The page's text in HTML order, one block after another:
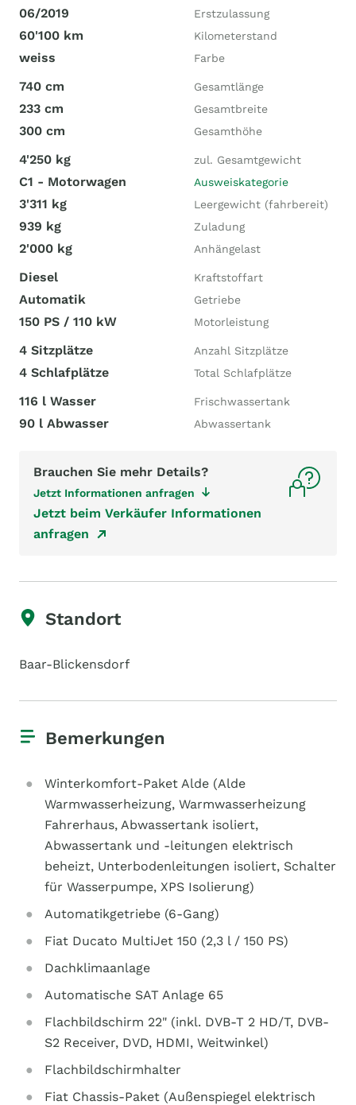
06/2019 Erstzulassung
60'100 km Kilometerstand
weiss Farbe
740 cm Gesamtlänge
233 cm Gesamtbreite
300 cm Gesamthöhe
4'250 kg zul. Gesamtgewicht
C1 - Motorwagen Ausweiskategorie
3'311 kg Leergewicht (fahrbereit)
939 kg Zuladung
2'000 kg Anhängelast
Diesel Kraftstoffart
Automatik Getriebe
150 PS / 110 kW Motorleistung
4 Sitzplätze Anzahl Sitzplätze
4 Schlafplätze Total Schlafplätze
116 l Wasser Frischwassertank
90 l Abwasser Abwassertank
Brauchen Sie mehr Details?
Jetzt Informationen anfragen
Jetzt beim Verkäufer Informationen
anfragen
Standort
Baar-Blickensdorf
Bemerkungen
Winterkomfort-Paket Alde (Alde
Warmwasserheizung, Warmwasserheizung
Fahrerhaus, Abwassertank isoliert,
Abwassertank und -leitungen elektrisch
beheizt, Unterbodenleitungen isoliert, Schalter
für Wasserpumpe, XPS Isolierung)
Automatikgetriebe (6-Gang)
Fiat Ducato MultiJet 150 (2,3 l / 150 PS)
Dachklimaanlage
Automatische SAT Anlage 65
Flachbildschirm 22" (inkl. DVB-T 2 HD/T, DVB-
S2 Receiver, DVD, HDMI, Weitwinkel)
Flachbildschirmhalter
Fiat Chassis-Paket (Außenspiegel elektrisch